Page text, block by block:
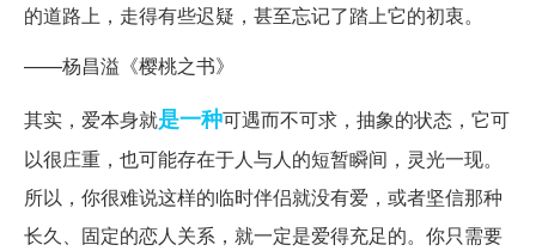
的道路上，走得有些迟疑，甚至忘记了踏上它的初衷。
——杨昌溢《樱桃之书》
其实，爱本身就是一种可遇而不可求，抽象的状态，它可
以很庄重，也可能存在于人与人的短暂瞬间，灵光一现。
所以，你很难说这样的临时伴侣就没有爱，或者坚信那种
长久、固定的恋人关系，就一定是爱得充足的。你只需要